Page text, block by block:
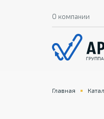
О компании
Главная